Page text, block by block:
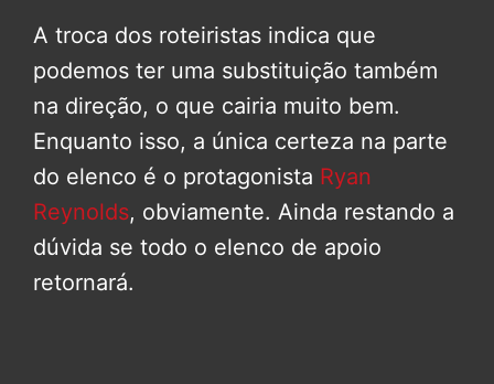
A troca dos roteiristas indica que
podemos ter uma substituição também
na direção, o que cairia muito bem.
Enquanto isso, a única certeza na parte
do elenco é o protagonista Ryan
Reynolds, obviamente. Ainda restando a
dúvida se todo o elenco de apoio
retornará.